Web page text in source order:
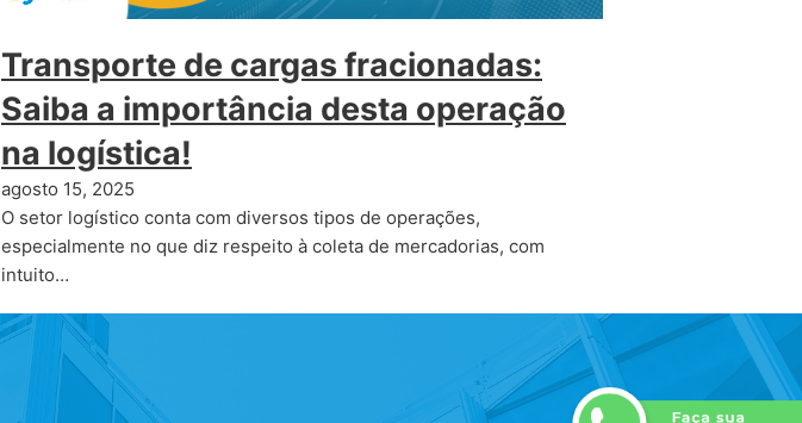
Transporte de cargas fracionadas:
Saiba a importância desta operação
na logística!
agosto 15, 2025
O setor logístico conta com diversos tipos de operações,
especialmente no que diz respeito à coleta de mercadorias, com
intuito…